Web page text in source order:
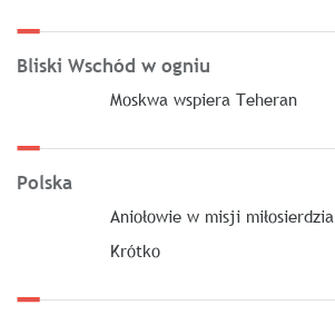
Bliski Wschód w ogniu
Moskwa wspiera Teheran
Polska
Aniołowie w misji miłosierdzia
Krótko